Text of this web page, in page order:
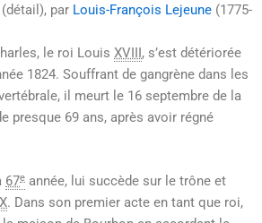
par Louis-François Lejeune (1775-
le roi Louis XVIII, s’est détériorée
1824. Souffrant de gangrène dans les
il meurt le 16 septembre de la
presque 69 ans, après avoir régné
67e année, lui succède sur le trône et
X. Dans son premier acte en tant que roi,